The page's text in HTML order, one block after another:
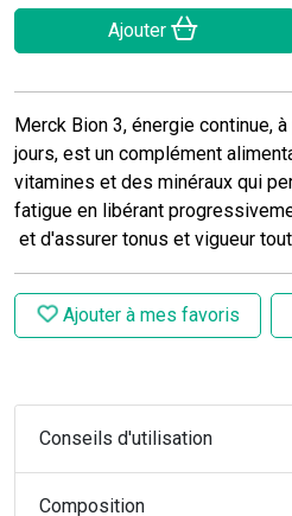
Ajouter
Merck Bion 3, énergie continue,
jours, est un complément
vitamines et des minéraux qui
fatigue en libérant
et d'assurer tonus et vigueur
Ajouter à mes favoris
Conseils d'utilisation
Composition